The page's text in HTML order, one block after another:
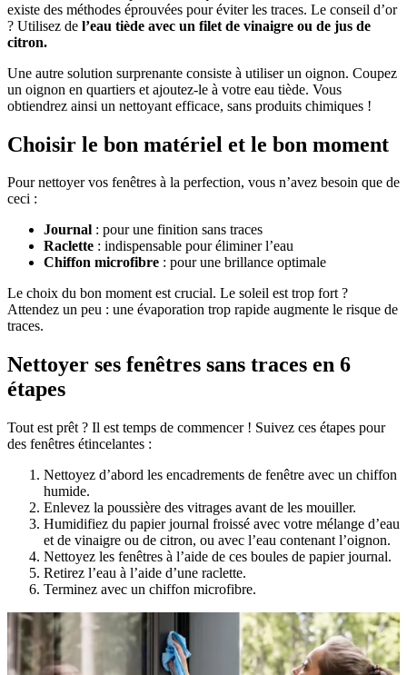
existe des méthodes éprouvées pour éviter les traces. Le conseil d’or
? Utilisez de l’eau tiède avec un filet de vinaigre ou de jus de
citron.
Une autre solution surprenante consiste à utiliser un oignon. Coupez
un oignon en quartiers et ajoutez-le à votre eau tiède. Vous
obtiendrez ainsi un nettoyant efficace, sans produits chimiques !
Choisir le bon matériel et le bon moment
Pour nettoyer vos fenêtres à la perfection, vous n’avez besoin que de
ceci :
Journal : pour une finition sans traces
Raclette : indispensable pour éliminer l’eau
Chiffon microfibre : pour une brillance optimale
Le choix du bon moment est crucial. Le soleil est trop fort ?
Attendez un peu : une évaporation trop rapide augmente le risque de
traces.
Nettoyer ses fenêtres sans traces en 6
étapes
Tout est prêt ? Il est temps de commencer ! Suivez ces étapes pour
des fenêtres étincelantes :
Nettoyez d’abord les encadrements de fenêtre avec un chiffon
humide.
Enlevez la poussière des vitrages avant de les mouiller.
Humidifiez du papier journal froissé avec votre mélange d’eau
et de vinaigre ou de citron, ou avec l’eau contenant l’oignon.
Nettoyez les fenêtres à l’aide de ces boules de papier journal.
Retirez l’eau à l’aide d’une raclette.
Terminez avec un chiffon microfibre.